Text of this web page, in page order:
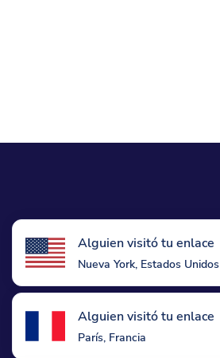
Alguien visitó tu enlace
Nueva York, Estados Unidos
Alguien visitó tu enlace
París, Francia